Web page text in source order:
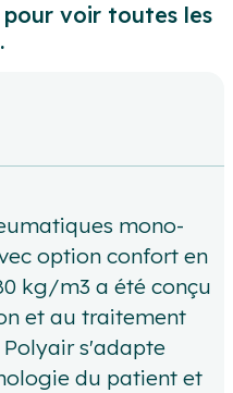
voir toutes les
mono-
option confort en
kg/m3 a été conçu
et au traitement
Polyair s'adapte
du patient et